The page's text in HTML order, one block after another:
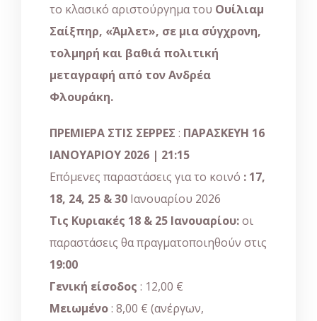
το κλασικό αριστούργημα του Ουίλιαμ
Σαίξπηρ, «Άμλετ», σε μια σύγχρονη,
τολμηρή και βαθιά πολιτική
μεταγραφή από τον Ανδρέα
Φλουράκη.
ΠΡΕΜΙΕΡΑ ΣΤΙΣ ΣΕΡΡΕΣ : ΠΑΡΑΣΚΕΥΗ 16
ΙΑΝΟΥΑΡΙΟΥ 2026 | 21:15
Επόμενες παραστάσεις για το κοινό : 17,
18, 24, 25 & 30 Ιανουαρίου 2026
Τις Κυριακές 18 & 25 Ιανουαρίου:οι
παραστάσεις θα πραγματοποιηθούν στις
19:00
Γενική είσοδος : 12,00 €
Μειωμένο: 8,00 € (ανέργων,